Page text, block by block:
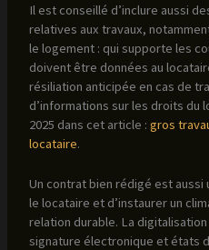
Il est conseillé d’inclure aussi
relatives aux travaux,
le logement : qui supporte les
doivent être données au
résiliation anticipée en cas de
d’informations sur les droits du
2025 dans cet article : gros
locataire.
Un contrat bien rédigé est aussi
le locataire et d’instaurer un
relation durable. La
signature électronique et états